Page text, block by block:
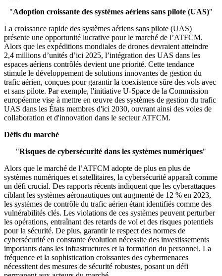
"Adoption croissante des systèmes aériens sans pilote (UAS)"
La croissance rapide des systèmes aériens sans pilote (UAS)
présente une opportunité lucrative pour le marché de l’ATFCM.
Alors que les expéditions mondiales de drones devraient atteindre
2,4 millions d’unités d’ici 2025, l’intégration des UAS dans les
espaces aériens contrôlés devient une priorité. Cette tendance
stimule le développement de solutions innovantes de gestion du
trafic aérien, conçues pour garantir la coexistence sûre des vols avec
et sans pilote. Par exemple, l'initiative U-Space de la Commission
européenne vise à mettre en œuvre des systèmes de gestion du trafic
UAS dans les États membres d'ici 2030, ouvrant ainsi des voies de
collaboration et d'innovation dans le secteur ATFCM.
Défis du marché
"Risques de cybersécurité dans les systèmes numériques"
Alors que le marché de l’ATFCM adopte de plus en plus de
systèmes numériques et satellitaires, la cybersécurité apparaît comme
un défi crucial. Des rapports récents indiquent que les cyberattaques
ciblant les systèmes aéronautiques ont augmenté de 12 % en 2023,
les systèmes de contrôle du trafic aérien étant identifiés comme des
vulnérabilités clés. Les violations de ces systèmes peuvent perturber
les opérations, entraînant des retards de vol et des risques potentiels
pour la sécurité. De plus, garantir le respect des normes de
cybersécurité en constante évolution nécessite des investissements
importants dans les infrastructures et la formation du personnel. La
fréquence et la sophistication croissantes des cybermenaces
nécessitent des mesures de sécurité robustes, posant un défi